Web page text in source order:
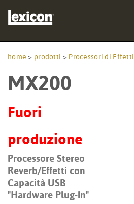
dove acquistare
formazione
supporto
home > prodotti > Processori di Effetti
MX200
Fuori
produzione
Processore Stereo
Reverb/Effetti con
Capacità USB
"Hardware Plug-In"